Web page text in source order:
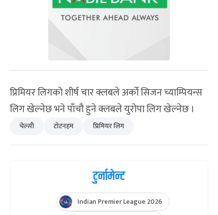
प्रिमियर लिगको शीर्ष चार क्लबले अर्को सिजन च्याम्पियन्स
लिग खेल्नेछ भने पाँचौ हुने क्लबले युरोपा लिग खेल्नेछ ।
प्रिमियर लिग